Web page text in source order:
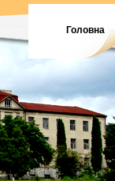
Головна